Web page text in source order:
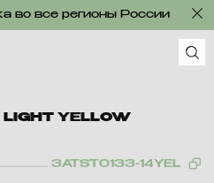
во все регионы России
LIGHT YELLOW
3ATST0133-14YEL